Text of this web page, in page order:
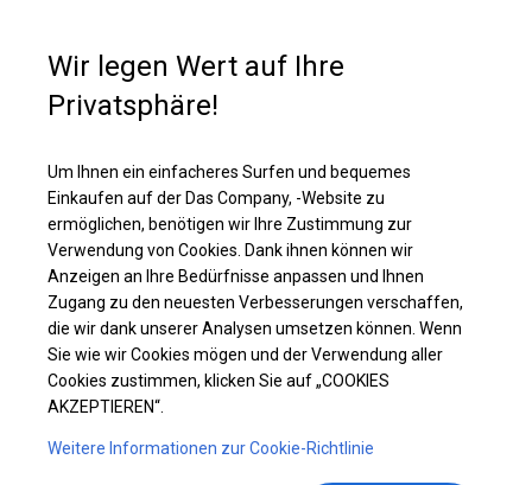
Ganzjährig geöffneter Handelspavillon | 4x8 m
Wir legen Wert auf Ihre
Privatsphäre!
Um Ihnen ein einfacheres Surfen und bequemes
Einkaufen auf der Das Company, -Website zu
ermöglichen, benötigen wir Ihre Zustimmung zur
Verwendung von Cookies. Dank ihnen können wir
Anzeigen an Ihre Bedürfnisse anpassen und Ihnen
Zugang zu den neuesten Verbesserungen verschaffen,
die wir dank unserer Analysen umsetzen können. Wenn
Sie wie wir Cookies mögen und der Verwendung aller
Cookies zustimmen, klicken Sie auf „COOKIES
AKZEPTIEREN“.
Weitere Informationen zur Cookie-Richtlinie